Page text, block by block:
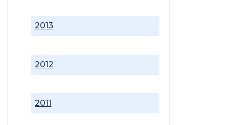
2011
2012
2013